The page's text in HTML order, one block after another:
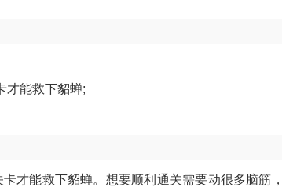
才能救下貂蝉;
才能救下貂蝉。想要顺利通关需要动很多脑筋